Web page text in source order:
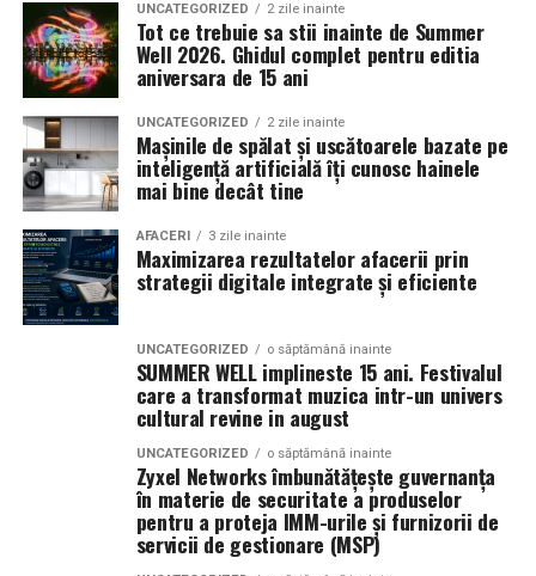
Datele colectate din comportamentul utilizatorilor
oferă informații valoroase despre performanța website-
ului. Analiza acestor informații permite identificarea
paginilor eficiente și a zonelor care necesită
îmbunătățiri. Deciziile bazate pe date reale sunt mai
eficiente și contribuie la utilizarea optimă a resurselor.
Pe lângă optimizarea organică, promovarea plătită
accelerează procesul de atragere a clienților. Campaniile
bine configurate permit afișarea ofertelor exact în
momentul în care utilizatorii caută produse sau servicii
Pentru rezultate rapide și măsurabile, companiile
promovare plătită Google
eficientă de generare a lead-urilor și a vânzărilor.
Campaniile moderne permit segmentarea precisă a
aceeași creație poate avea un miros diferit iarna față de
vară.
Parfumurile echilibrate, construite pe contraste între
prospețime și note de bază persistente, tind să evolueze
mai armonios pe piele în sezonul cald.
Două parfumuri inspirate de vară și de parfumeria
de nișă
Pornind de la această tendință, Oriflame completează
colecția Top Scents cu două noi parfumuri create
împreună cu Givaudan, unul dintre liderii mondiali în
parfumeria fină.
– prospețime reinterpretată
Dacă preferi parfumurile fresh, luminoase și energice, La
UNCATEGORIZED 2 zile inainte
Tot ce trebuie sa stii inainte de Summer
Well 2026. Ghidul complet pentru editia
aniversara de 15 ani
UNCATEGORIZED 2 zile inainte
Mașinile de spălat și uscătoarele bazate pe
inteligență artificială îți cunosc hainele
mai bine decât tine
AFACERI 3 zile inainte
Maximizarea rezultatelor afacerii prin
strategii digitale integrate și eficiente
UNCATEGORIZED o săptămână inainte
SUMMER WELL implineste 15 ani. Festivalul
care a transformat muzica intr-un univers
cultural revine in august
UNCATEGORIZED o săptămână inainte
Zyxel Networks îmbunătățește guvernanța
în materie de securitate a produselor
pentru a proteja IMM-urile și furnizorii de
servicii de gestionare (MSP)